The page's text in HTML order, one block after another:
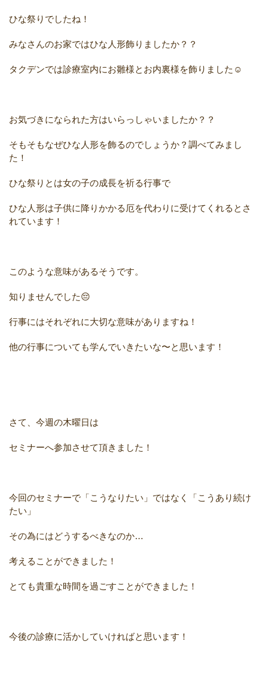
ひな祭りでしたね！
みなさんのお家ではひな人形飾りましたか？？
タクデンでは診療室内にお雛様とお内裏様を飾りました☺️
お気づきになられた方はいらっしゃいましたか？？
そもそもなぜひな人形を飾るのでしょうか？調べてみまし
た！
ひな祭りとは女の子の成長を祈る行事で
ひな人形は子供に降りかかる厄を代わりに受けてくれるとさ
れています！
このような意味があるそうです。
知りませんでした😔
行事にはそれぞれに大切な意味がありますね！
他の行事についても学んでいきたいな〜と思います！
さて、今週の木曜日は
セミナーへ参加させて頂きました！
今回のセミナーで「こうなりたい」ではなく「こうあり続け
たい」
その為にはどうするべきなのか…
考えることができました！
とても貴重な時間を過ごすことができました！
今後の診療に活かしていければと思います！